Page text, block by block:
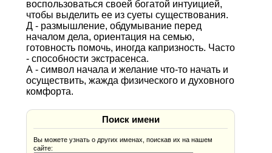
воспользоваться своей богатой интуицией,
чтобы выделить ее из суеты существования.
Д - размышление, обдумывание перед
началом дела, ориентация на семью,
готовность помочь, иногда капризность. Часто
- способности экстрасенса.
А - символ начала и желание что-то начать и
осуществить, жажда физического и духовного
комфорта.
Поиск имени
Вы можете узнать о других именах, поискав их на нашем
сайте: